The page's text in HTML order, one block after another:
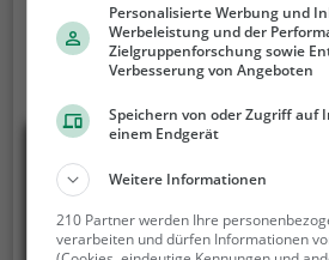
Personalisierte Werbung und
Werbeleistung und der
Zielgruppenforschung sowie
Verbesserung von Angeboten
Speichern von oder Zugriff auf
einem Endgerät
Weitere Informationen
210 Partner werden Ihre
verarbeiten und dürfen Informationen